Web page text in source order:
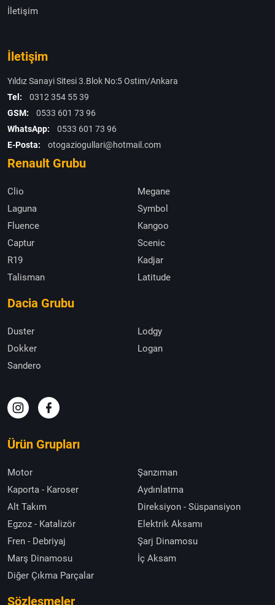
İletişim
İletişim
Yıldız Sanayi Sitesi 3.Blok No:5 Ostim/Ankara
Tel:
0312 354 55 39
GSM:
0533 601 73 96
WhatsApp:
0533 601 73 96
E-Posta:
otogaziogullari@hotmail.com
Renault Grubu
Clio
Megane
Laguna
Symbol
Fluence
Kangoo
Captur
Scenic
R19
Kadjar
Talisman
Latitude
Dacia Grubu
Duster
Lodgy
Dokker
Logan
Sandero
Ürün Grupları
Motor
Şanzıman
Kaporta - Karoser
Aydınlatma
Alt Takım
Direksiyon - Süspansiyon
Egzoz - Katalizör
Elektrik Aksamı
Fren - Debriyaj
Şarj Dinamosu
Marş Dinamosu
İç Aksam
Diğer Çıkma Parçalar
Sözleşmeler